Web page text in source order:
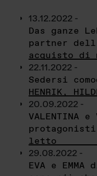
13.12.2022 -
Das ganze
partner
acquisto di
22.11.2022 -
Sedersi
HENRIK,
20.09.2022 -
VALENTINA
letto
29.08.2022 -
EVA e